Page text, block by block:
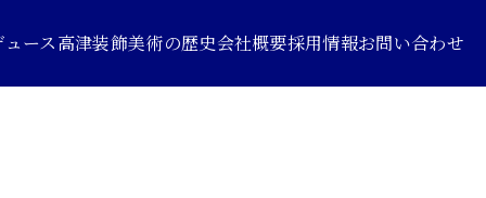
ース高津装飾美術の歴史会社概要採用情報お問い合わせ